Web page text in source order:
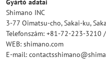
Gyártó adatai
Shimano INC
3-77 Oimatsu-cho, Sakai-ku,
Telefonszám: +81-72-223-3210
WEB: shimano.com
E-mail: